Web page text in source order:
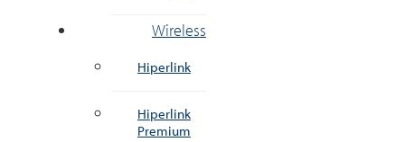
Wireless
Hiperlink
Hiperlink
Premium